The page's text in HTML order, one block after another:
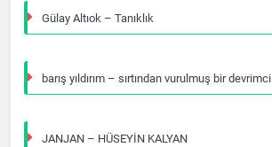
Gülay Altıok – Tanıklık
barış yıldırım – sırtından vurulmuş bir devrimci
JANJAN – HÜSEYİN KALYAN